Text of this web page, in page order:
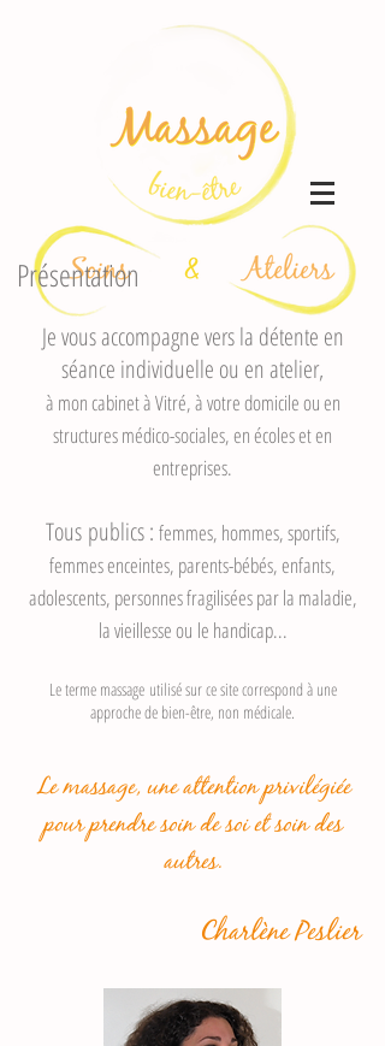
Présentation
Je vous accompagne vers la détente en
séance individuelle ou en atelier,
à mon cabinet à Vitré, à votre domicile ou en
structures médico-sociales, en écoles et en
entreprises.
Tous publics : femmes, hommes, sportifs,
femmes enceintes, parents-bébés, enfants,
adolescents, personnes fragilisées par la maladie,
la vieillesse ou le handicap...
Le terme massage utilisé sur ce site correspond à une
approche de bien-être, non médicale.
Le massage, une attention privilégiée
pour prendre soin de soi et soin des
autres.
Charlène Peslier